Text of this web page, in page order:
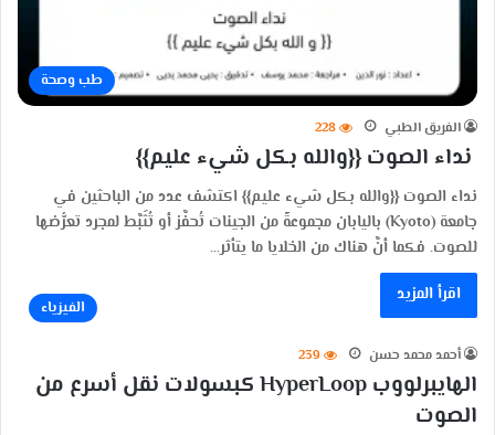
طب وصحة
الفريق الطبي 228
نداء الصوت {{والله بكل شيء عليم}}
نداء الصوت {{والله بكل شيء عليم}} اكتشف عدد من الباحثين في
جامعة (Kyoto) باليابان مجموعةً من الجينات تُحفَّز أو تُثَبَّط لمجرد تعرُّضها
للصوت. فكما أنَّ هناك من الخلايا ما يتأثر…
اقرأ المزيد
الفيزياء
أحمد محمد حسن 239
الهايبرلووب HyperLoop كبسولات نقل أسرع من
الصوت